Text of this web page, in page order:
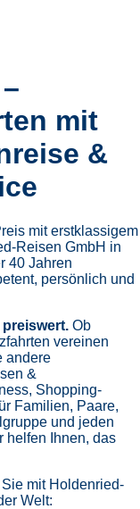
mit
&
mit erstklassigem
Reisen GmbH in
40 Jahren
persönlich und
preiswert. Ob
vereinen
andere
&
Shopping-
Familien, Paare,
und jeden
helfen Ihnen, das
mit Holdenried-
Welt: